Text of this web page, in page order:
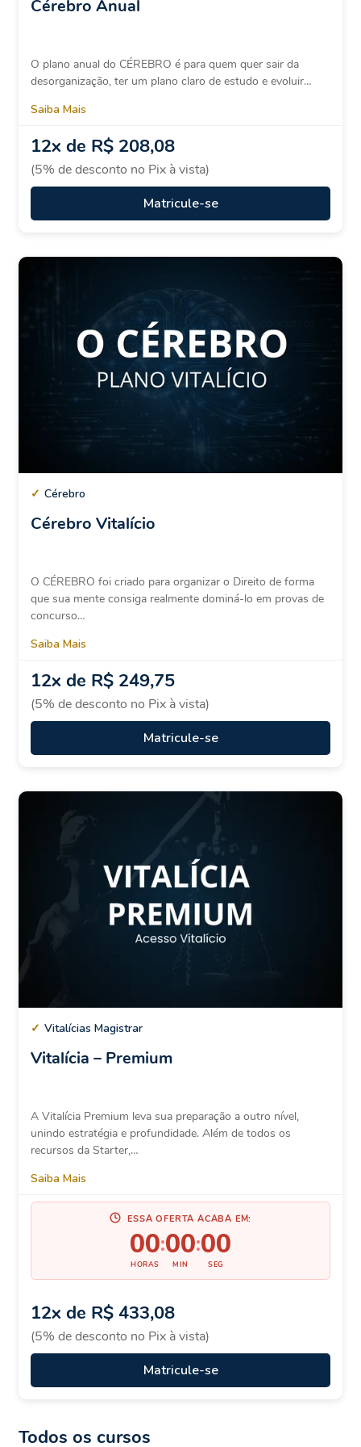
Cérebro Anual
O plano anual do CÉREBRO é para quem quer sair da
desorganização, ter um plano claro de estudo e evoluir…
Saiba Mais
12x de R$ 208,08
(5% de desconto no Pix à vista)
Matricule-se
✓ Cérebro
Cérebro Vitalício
O CÉREBRO foi criado para organizar o Direito de forma
que sua mente consiga realmente dominá-lo em provas de
concurso…
Saiba Mais
12x de R$ 249,75
(5% de desconto no Pix à vista)
Matricule-se
✓ Vitalícias Magistrar
Vitalícia – Premium
A Vitalícia Premium leva sua preparação a outro nível,
unindo estratégia e profundidade. Além de todos os
recursos da Starter,…
Saiba Mais
ESSA OFERTA ACABA EM:
00
HORAS
:00
MIN
:00
SEG
12x de R$ 433,08
(5% de desconto no Pix à vista)
Matricule-se
Todos os cursos